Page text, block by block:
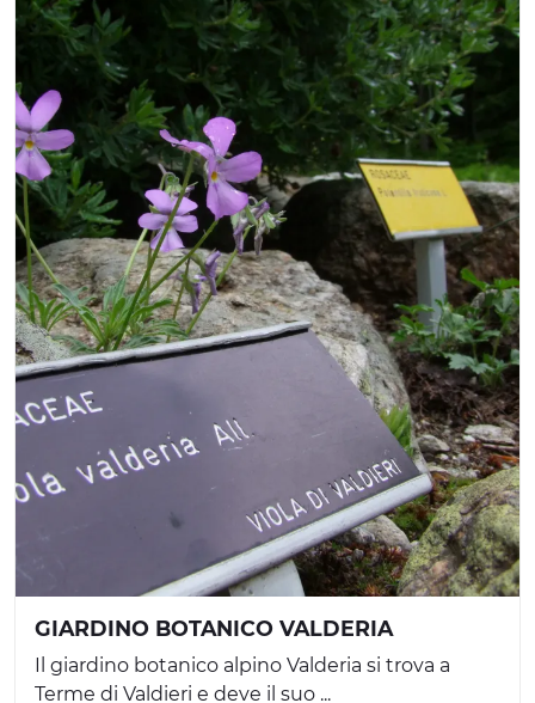
GIARDINO BOTANICO VALDERIA
Il giardino botanico alpino Valderia si trova a
Terme di Valdieri e deve il suo ...